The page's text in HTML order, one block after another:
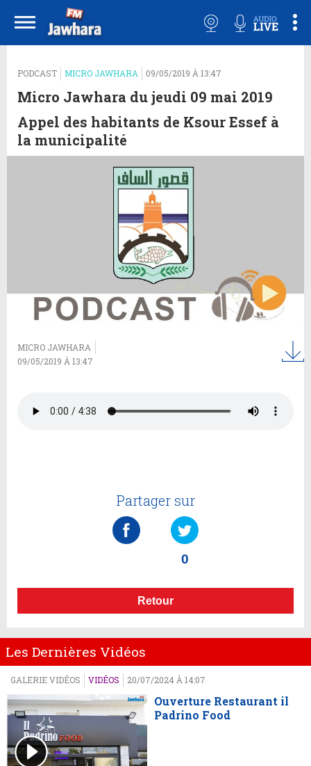
PODCAST MICRO JAWHARA 09/05/2019 À 13:47
Micro Jawhara du jeudi 09 mai 2019
Appel des habitants de Ksour Essef à
la municipalité
MICRO JAWHARA
09/05/2019 À 13:47
Partager sur
0
Retour
Les Dernières Vidéos
GALERIE VIDÉOS VIDÉOS 20/07/2024 À 14:07
Ouverture Restaurant il
Padrino Food